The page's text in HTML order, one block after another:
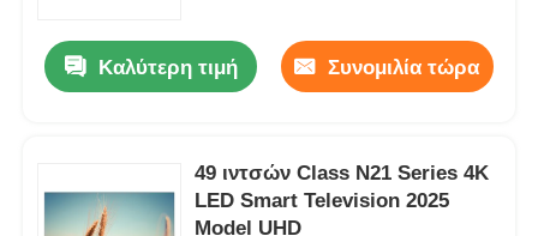
Ξενάγηση στο Εργοστάσιο
Επικοινωνήστε μαζί μας
Καλύτερη τιμή Συνομιλία τώρα
49 ιντσών Class N21 Series 4K
LED Smart Television 2025
Model UHD